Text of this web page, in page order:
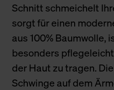
Schnitt schmeichelt
sorgt für einen
aus 100% Baumwolle,
besonders
der Haut zu tragen.
Schwinge auf dem